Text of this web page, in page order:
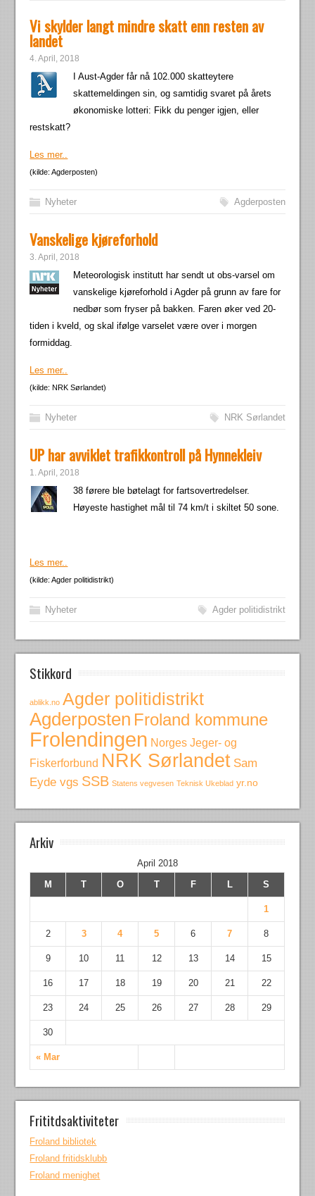
Vi skylder langt mindre skatt enn resten av
landet
4. April, 2018
I Aust-Agder får nå 102.000 skatteytere
skattemeldingen sin, og samtidig svaret på årets
økonomiske lotteri: Fikk du penger igjen, eller
restskatt?
Les mer..
(kilde: Agderposten)
Nyheter Agderposten
Vanskelige kjøreforhold
3. April, 2018
Meteorologisk institutt har sendt ut obs-varsel om
vanskelige kjøreforhold i Agder på grunn av fare for
nedbør som fryser på bakken. Faren øker ved 20-
tiden i kveld, og skal ifølge varselet være over i morgen
formiddag.
Les mer..
(kilde: NRK Sørlandet)
Nyheter NRK Sørlandet
UP har avviklet trafikkontroll på Hynnekleiv
1. April, 2018
38 førere ble bøtelagt for fartsovertredelser.
Høyeste hastighet mål til 74 km/t i skiltet 50 sone.
Les mer..
(kilde: Agder politidistrikt)
Nyheter Agder politidistrikt
Stikkord
ablikk.no Agder politidistrikt
Agderposten Froland kommune
Frolendingen Norges Jeger- og
Fiskerforbund NRK Sørlandet Sam
Eyde vgs SSB Statens vegvesen Teknisk Ukeblad yr.no
Arkiv
April 2018
M
T O T F L S
« Mar
1
2 3 4 5 6 7 8
9 10 11 12 13 14 15
16 17 18 19 20 21 22
23 24 25 26 27 28 29
30
Frititdsaktiviteter
Froland bibliotek
Froland fritidsklubb
Froland menighet